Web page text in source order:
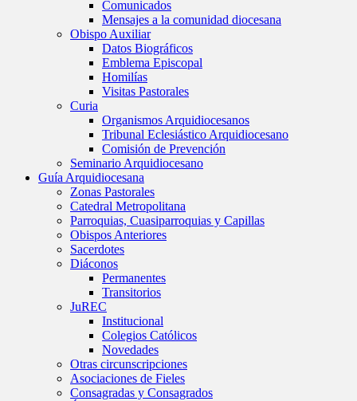
Comunicados
Mensajes a la comunidad diocesana
Obispo Auxiliar
Datos Biográficos
Emblema Episcopal
Homilías
Visitas Pastorales
Curia
Organismos Arquidiocesanos
Tribunal Eclesiástico Arquidiocesano
Comisión de Prevención
Seminario Arquidiocesano
Guía Arquidiocesana
Zonas Pastorales
Catedral Metropolitana
Parroquias, Cuasiparroquias y Capillas
Obispos Anteriores
Sacerdotes
Diáconos
Permanentes
Transitorios
JuREC
Institucional
Colegios Católicos
Novedades
Otras circunscripciones
Asociaciones de Fieles
Consagradas y Consagrados